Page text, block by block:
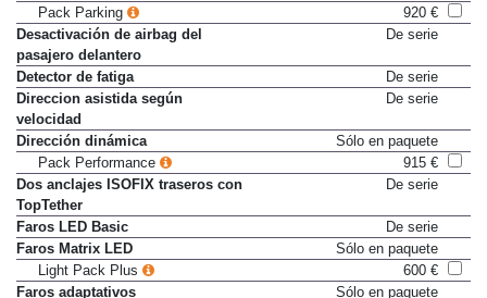
Cámaras de entorno Area View
Sólo en paquete
Pack Parking
920 €
Desactivación de airbag del
pasajero delantero
Detector de fatiga
De serie
Direccion asistida según
velocidad
Dirección dinámica
Sólo en paquete
Pack Performance
915 €
Dos anclajes ISOFIX traseros con
TopTether
Faros LED Basic
De serie
Faros Matrix LED
Sólo en paquete
Light Pack Plus
600 €